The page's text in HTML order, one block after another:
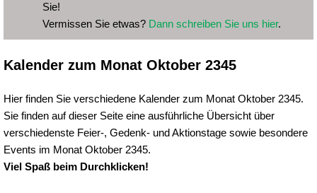
Sie!
Vermissen Sie etwas? Dann schreiben Sie uns hier.
Kalender zum Monat Oktober 2345
Hier finden Sie verschiedene Kalender zum Monat Oktober 2345.
Sie finden auf dieser Seite eine ausführliche Übersicht über
verschiedenste Feier-, Gedenk- und Aktionstage sowie besondere
Events im Monat Oktober 2345.
Viel Spaß beim Durchklicken!